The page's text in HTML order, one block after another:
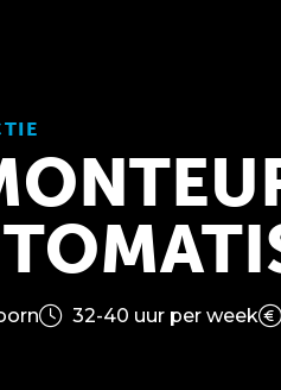
32-40 uur per week